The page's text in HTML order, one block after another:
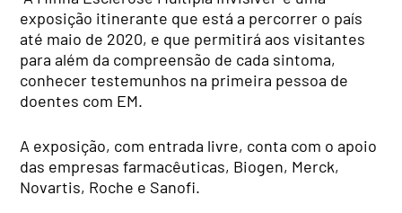
exposição itinerante que está a percorrer o país
até maio de 2020, e que permitirá aos visitantes
para além da compreensão de cada sintoma,
conhecer testemunhos na primeira pessoa de
doentes com EM.
A exposição, com entrada livre, conta com o apoio
das empresas farmacêuticas, Biogen, Merck,
Novartis, Roche e Sanofi.